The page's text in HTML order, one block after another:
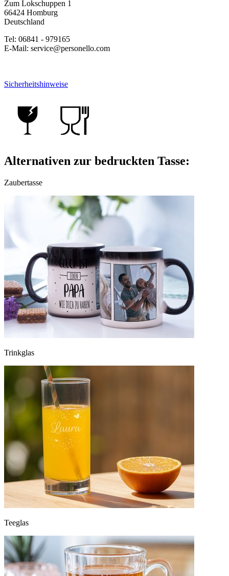
Zum Lokschuppen 1
66424 Homburg
Deutschland
Tel: 06841 - 979165
E-Mail: service@personello.com
Sicherheitshinweise
Alternativen zur bedruckten Tasse:
Zaubertasse
Trinkglas
Teeglas